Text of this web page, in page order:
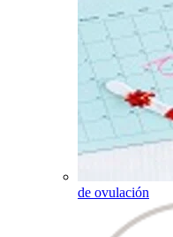
de ovulación